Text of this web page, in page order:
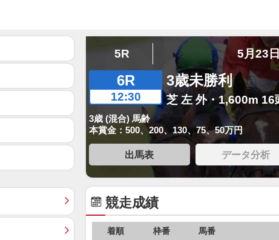
5R 5月23
6R
12:30
3歳未勝利
芝 左 外・1,600m 16
3歳 (混合) 馬齢
本賞金：500、200、130、75、50万円
出馬表 データ分析
競走成績
着順 枠番 馬番